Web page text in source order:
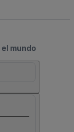
mundo